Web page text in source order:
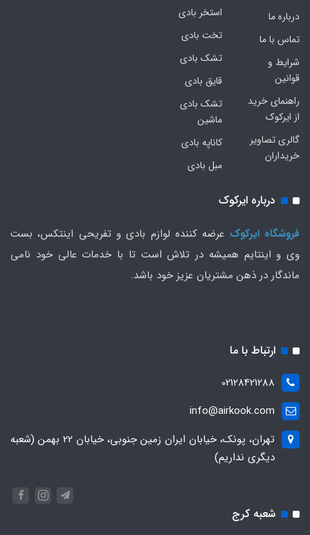
درباره ما
تماس با ما
شرایط و
قوانین
راهنمای خرید
از ایرکوک
گالری تصاویر
خریداران
استخر بادی
تخت بادی
تشک بادی
قایق بادی
تشک بادی
ماشین
کاناپه بادی
مبل بادی
درباره ایرکوک
فروشگاه ایرکوک عرضه کننده لوازم بادی و تفریحی اینتکس، بست
وی و اینتایم همیشه در تلاش است تا با خدمات عالی خود نامی
ماندگار در ذهن مشتریان عزیز خود باشد.
ارتباط با ما
02128421288
info@airkook.com
تهران، پونک، خیابان ایران زمین جنوبی، خیابان 22 بهمن (شعبه
دیگری نداریم)
شعبه کرج